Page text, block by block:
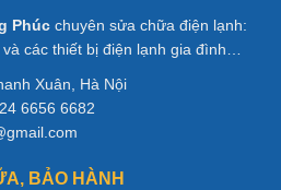
Phúc chuyên sửa chữa điện lạnh:
các thiết bị điện lạnh gia đình…
Xuân, Hà Nội
6656 6682
BẢO HÀNH